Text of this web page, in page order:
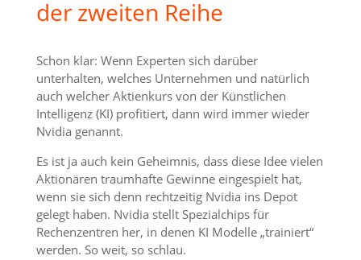
der zweiten Reihe
Schon klar: Wenn Experten sich darüber
unterhalten, welches Unternehmen und natürlich
auch welcher Aktienkurs von der Künstlichen
Intelligenz (KI) profitiert, dann wird immer wieder
Nvidia genannt.
Es ist ja auch kein Geheimnis, dass diese Idee vielen
Aktionären traumhafte Gewinne eingespielt hat,
wenn sie sich denn rechtzeitig Nvidia ins Depot
gelegt haben. Nvidia stellt Spezialchips für
Rechenzentren her, in denen KI Modelle „trainiert“
werden. So weit, so schlau.